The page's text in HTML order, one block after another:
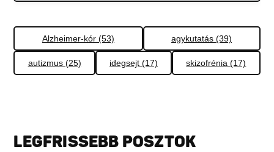
Alzheimer-kór (53) agykutatás (39)
autizmus (25) idegsejt (17) skizofrénia (17)
LEGFRISSEBB POSZTOK